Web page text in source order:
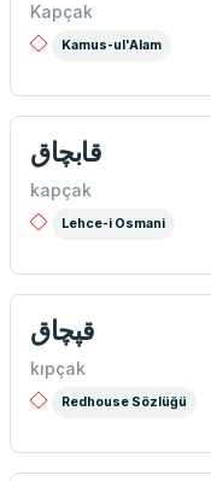
Kapçak
Kamus-ul'Alam
قابچاق
kapçak
Lehce-i Osmani
قپچاق
kıpçak
Redhouse Sözlüğü